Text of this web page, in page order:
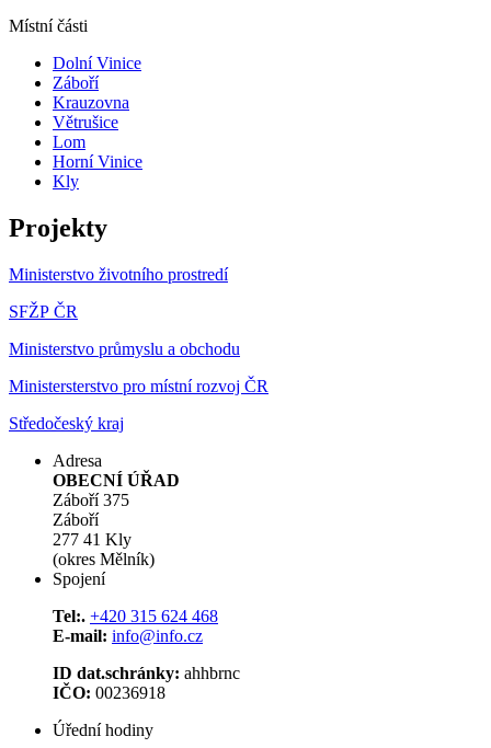
Místní části
Dolní Vinice
Záboří
Krauzovna
Větrušice
Lom
Horní Vinice
Kly
Projekty
Ministerstvo životního prostredí
SFŽP ČR
Ministerstvo průmyslu a obchodu
Ministersterstvo pro místní rozvoj ČR
Středočeský kraj
Adresa
OBECNÍ ÚŘAD
Záboří 375
Záboří
277 41 Kly
(okres Mělník)
Spojení
Tel:. +420 315 624 468
E-mail: info@info.cz
ID dat.schránky: ahhbrnc
IČO: 00236918
Úřední hodiny